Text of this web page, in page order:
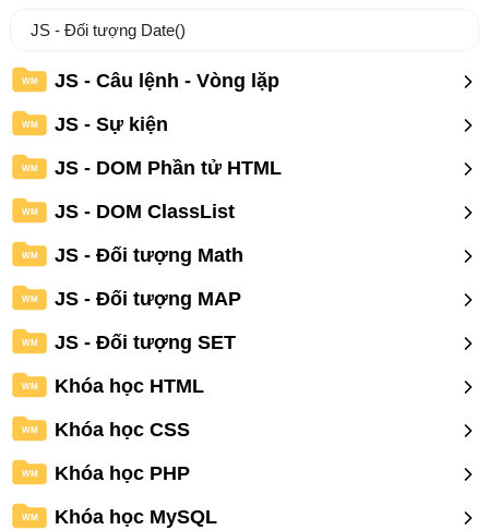
JS - Đối tượng Date()
WM JS - Câu lệnh - Vòng lặp
WM JS - Sự kiện
WM JS - DOM Phần tử HTML
WM JS - DOM ClassList
WM JS - Đối tượng Math
WM JS - Đối tượng MAP
WM JS - Đối tượng SET
WM Khóa học HTML
WM Khóa học CSS
WM Khóa học PHP
WM Khóa học MySQL